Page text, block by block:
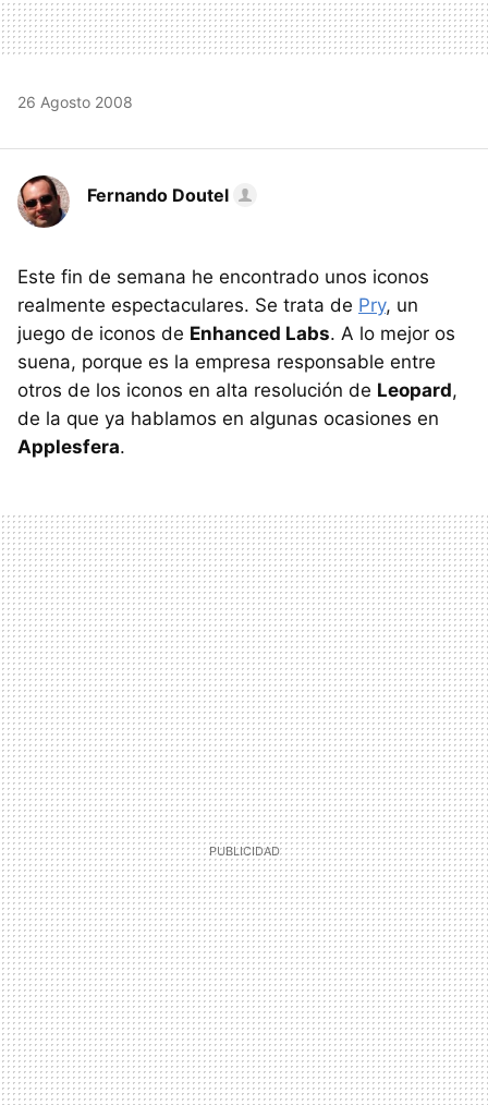
26 Agosto 2008
Fernando Doutel
Este fin de semana he encontrado unos iconos
realmente espectaculares. Se trata de Pry, un
juego de iconos de Enhanced Labs. A lo mejor os
suena, porque es la empresa responsable entre
otros de los iconos en alta resolución de Leopard,
de la que ya hablamos en algunas ocasiones en
Applesfera.